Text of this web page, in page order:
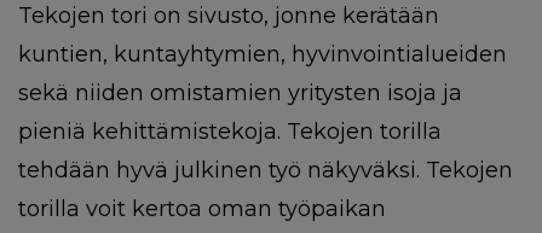
Tekojen tori on sivusto, jonne kerätään
kuntien, kuntayhtymien, hyvinvointialueiden
sekä niiden omistamien yritysten isoja ja
pieniä kehittämistekoja. Tekojen torilla
tehdään hyvä julkinen työ näkyväksi. Tekojen
torilla voit kertoa oman työpaikan